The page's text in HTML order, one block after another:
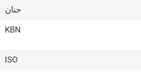
حنان
KBN
ISO